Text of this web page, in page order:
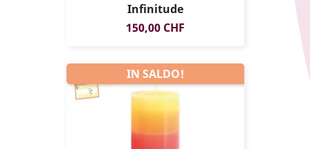
Infinitude
Prezzo
150,00 CHF
IN SALDO!